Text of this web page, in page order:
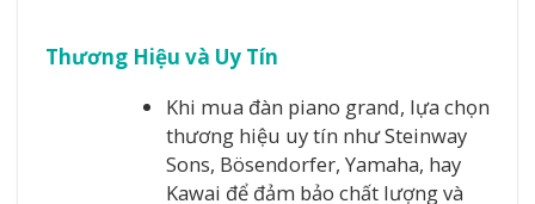
Thương Hiệu và Uy Tín
Khi mua đàn piano grand, lựa chọn
thương hiệu uy tín như Steinway
Sons, Bösendorfer, Yamaha, hay
Kawai để đảm bảo chất lượng và